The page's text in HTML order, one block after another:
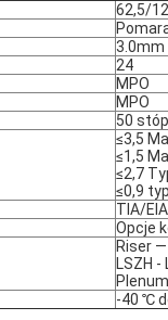
62,5/
3.0mm
24
MPO
MPO
50 stóp
≤3,5
≤1,5
≤2,7
≤0,9
TIA/
Opcje
Riser —
LSZH
-40 ℃